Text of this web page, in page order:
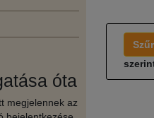
óta
megjelennek az